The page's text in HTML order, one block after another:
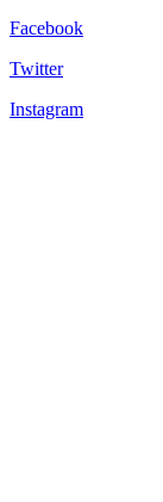
Facebook
Twitter
Instagram